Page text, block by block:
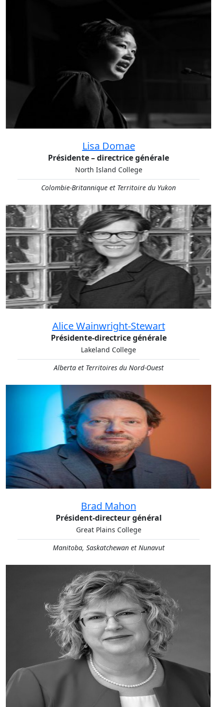
Lisa Domae
Présidente – directrice générale
North Island College
Colombie-Britannique et Territoire du Yukon
Alice Wainwright-Stewart
Présidente-directrice générale
Lakeland College
Alberta et Territoires du Nord-Ouest
Brad Mahon
Président-directeur général
Great Plains College
Manitoba, Saskatchewan et Nunavut